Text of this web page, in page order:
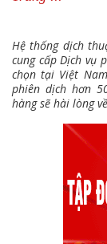
Hệ thống dịch
cung cấp Dịch vụ
chọn tại Việt
phiên dịch hơn
hàng sẽ hài lòng